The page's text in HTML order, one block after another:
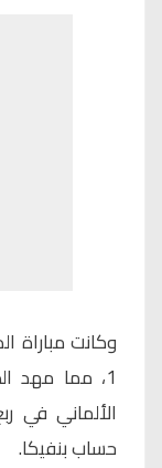
1، مما مهد
الألماني في
حساب بنفيكا.